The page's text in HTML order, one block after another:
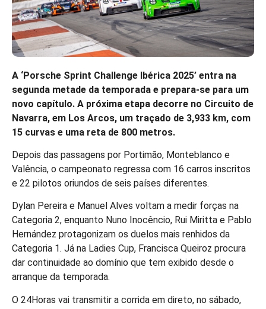
A ‘Porsche Sprint Challenge Ibérica 2025’ entra na
segunda metade da temporada e prepara-se para um
novo capítulo. A próxima etapa decorre no Circuito de
Navarra, em Los Arcos, um traçado de 3,933 km, com
15 curvas e uma reta de 800 metros.
Depois das passagens por Portimão, Monteblanco e
Valência, o campeonato regressa com 16 carros inscritos
e 22 pilotos oriundos de seis países diferentes.
Dylan Pereira e Manuel Alves voltam a medir forças na
Categoria 2, enquanto Nuno Inocêncio, Rui Miritta e Pablo
Hernández protagonizam os duelos mais renhidos da
Categoria 1. Já na Ladies Cup, Francisca Queiroz procura
dar continuidade ao domínio que tem exibido desde o
arranque da temporada.
O 24Horas vai transmitir a corrida em direto, no sábado,